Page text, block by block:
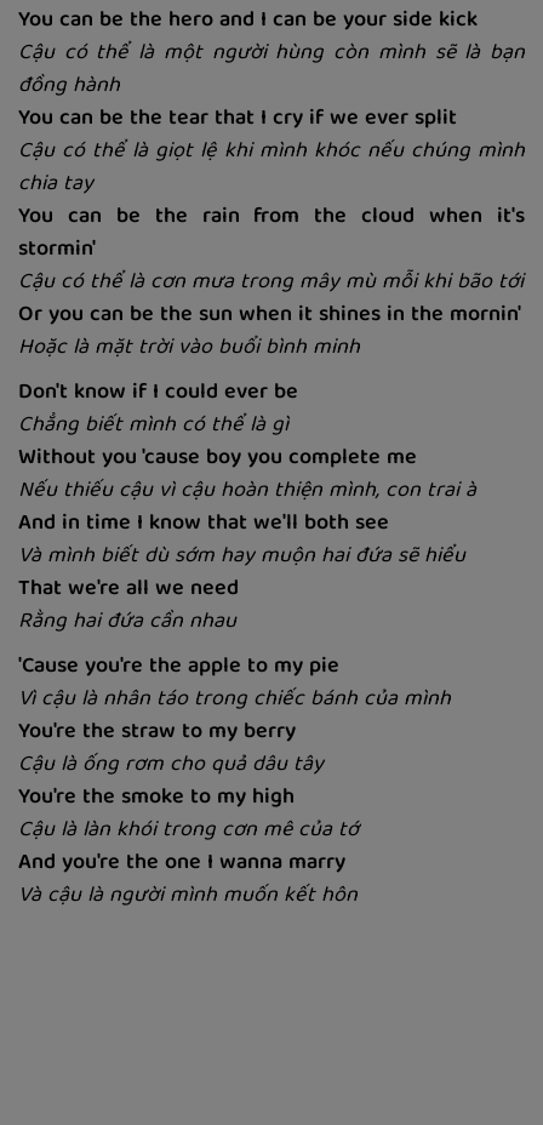
You can be the hero and I can be your side kick
Cậu có thể là một người hùng còn mình sẽ là bạn
đồng hành
You can be the tear that I cry if we ever split
Cậu có thể là giọt lệ khi mình khóc nếu chúng mình
chia tay
You can be the rain from the cloud when it's
stormin'
Cậu có thể là cơn mưa trong mây mù mỗi khi bão tới
Or you can be the sun when it shines in the mornin'
Hoặc là mặt trời vào buổi bình minh
Don't know if I could ever be
Chẳng biết mình có thể là gì
Without you 'cause boy you complete me
Nếu thiếu cậu vì cậu hoàn thiện mình, con trai à
And in time I know that we'll both see
Và mình biết dù sớm hay muộn hai đứa sẽ hiểu
That we're all we need
Rằng hai đứa cần nhau
'Cause you're the apple to my pie
Vì cậu là nhân táo trong chiếc bánh của mình
You're the straw to my berry
Cậu là ống rơm cho quả dâu tây
You're the smoke to my high
Cậu là làn khói trong cơn mê của tớ
And you're the one I wanna marry
Và cậu là người mình muốn kết hôn